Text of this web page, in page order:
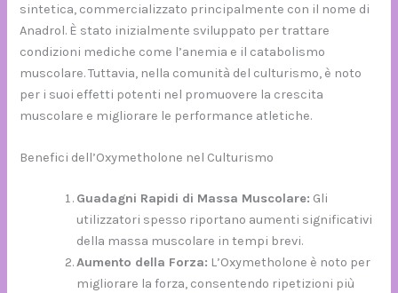
sintetica, commercializzato principalmente con il nome di
Anadrol. È stato inizialmente sviluppato per trattare
condizioni mediche come l’anemia e il catabolismo
muscolare. Tuttavia, nella comunità del culturismo, è noto
per i suoi effetti potenti nel promuovere la crescita
muscolare e migliorare le performance atletiche.
Benefici dell’Oxymetholone nel Culturismo
Guadagni Rapidi di Massa Muscolare: Gli
utilizzatori spesso riportano aumenti significativi
della massa muscolare in tempi brevi.
Aumento della Forza: L’Oxymetholone è noto per
migliorare la forza, consentendo ripetizioni più